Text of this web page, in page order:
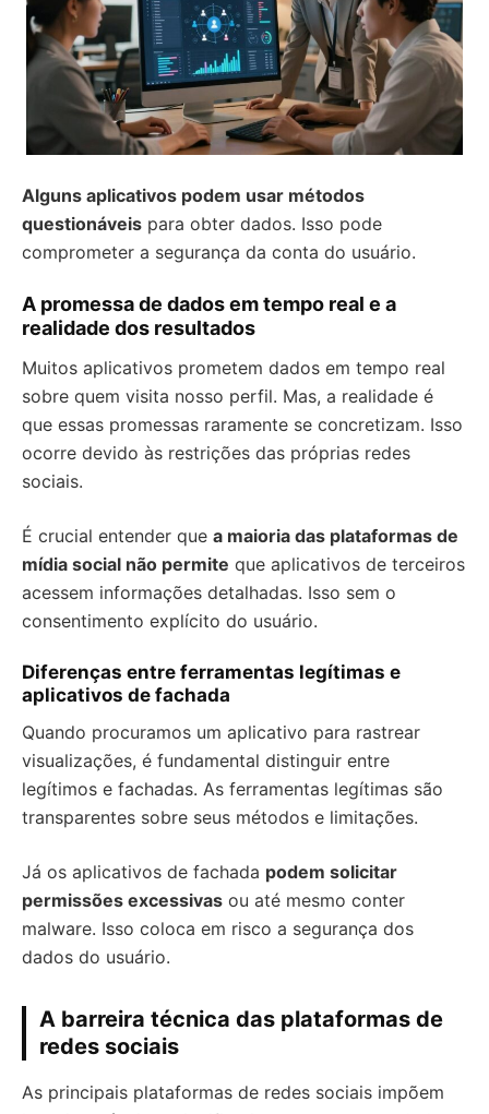
Alguns aplicativos podem usar métodos
questionáveis para obter dados. Isso pode
comprometer a segurança da conta do usuário.
A promessa de dados em tempo real e a
realidade dos resultados
Muitos aplicativos prometem dados em tempo real
sobre quem visita nosso perfil. Mas, a realidade é
que essas promessas raramente se concretizam. Isso
ocorre devido às restrições das próprias redes
sociais.
É crucial entender que a maioria das plataformas de
mídia social não permite que aplicativos de terceiros
acessem informações detalhadas. Isso sem o
consentimento explícito do usuário.
Diferenças entre ferramentas legítimas e
aplicativos de fachada
Quando procuramos um aplicativo para rastrear
visualizações, é fundamental distinguir entre
legítimos e fachadas. As ferramentas legítimas são
transparentes sobre seus métodos e limitações.
Já os aplicativos de fachada podem solicitar
permissões excessivas ou até mesmo conter
malware. Isso coloca em risco a segurança dos
dados do usuário.
A barreira técnica das plataformas de
redes sociais
As principais plataformas de redes sociais impõem